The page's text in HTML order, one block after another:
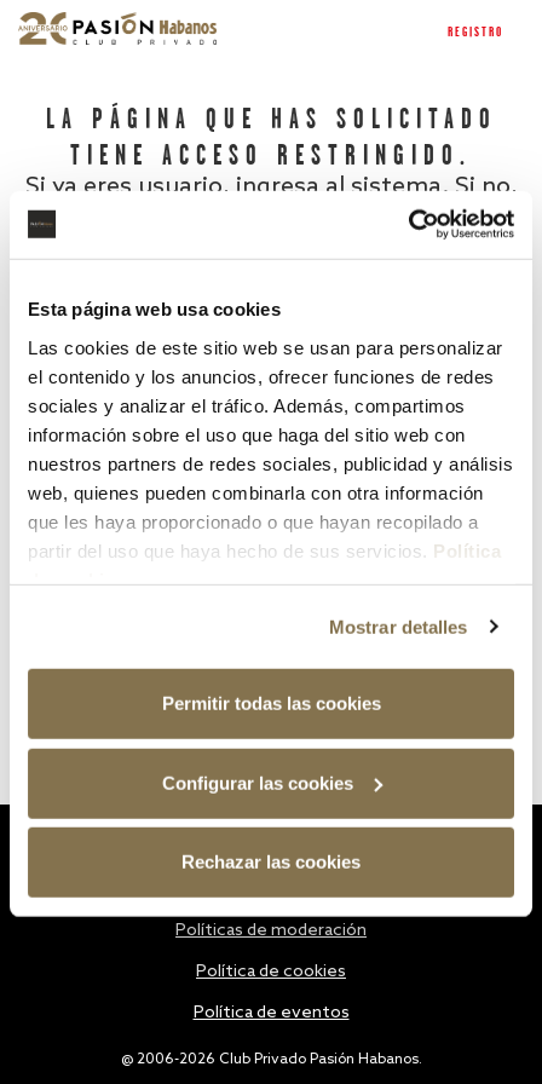
Esta página web usa cookies
Las cookies de este sitio web se usan para personalizar
el contenido y los anuncios, ofrecer funciones de redes
sociales y analizar el tráfico. Además, compartimos
información sobre el uso que haga del sitio web con
nuestros partners de redes sociales, publicidad y análisis
web, quienes pueden combinarla con otra información
que les haya proporcionado o que hayan recopilado a
partir del uso que haya hecho de sus servicios. Política
Mostrar detalles
Permitir todas las cookies
Configurar las cookies
Rechazar las cookies
REGISTRO
LA PÁGINA QUE HAS SOLICITADO
TIENE ACCESO RESTRINGIDO.
Si ya eres usuario, ingresa al sistema. Si no,
¿Has olvidado tu contraseña?
@ 2006-2026 Club Privado Pasión Habanos.
Políticas de moderación
Política de cookies
Política de eventos